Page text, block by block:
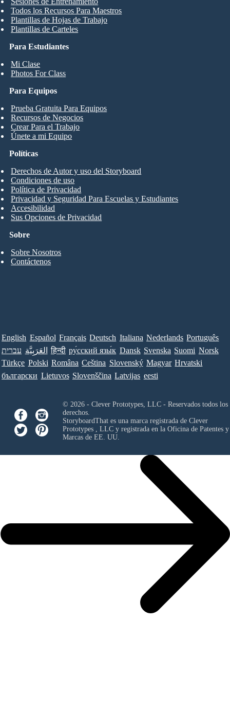
Para Estudiantes
Mi Clase
Photos For Class
Todos los Recursos Para Maestros
Plantillas de Hojas de Trabajo
Plantillas de Carteles
Para Equipos
Prueba Gratuita Para Equipos
Recursos de Negocios
Crear Para el Trabajo
Únete a mi Equipo
Sobre
Sobre Nosotros
Contáctenos
Políticas
Derechos de Autor y uso del Storyboard
Condiciones de uso
Política de Privacidad
Privacidad y Seguridad Para Escuelas y Estudiantes
Accesibilidad
Sus Opciones de Privacidad
English Español Français Deutsch Italiana Nederlands Português
עברית العَرَبِيَّة हिन्दी ру́сский язы́к Dansk Svenska Suomi Norsk
Türkçe Polski Româna Ceština Slovenský Magyar Hrvatski
български Lietuvos Slovenščina Latvijas eesti
© 2026 - Clever Prototypes, LLC - Reservados todos los
derechos.
StoryboardThat es una marca registrada de Clever
Prototypes , LLCy registrada en la Oficina de Patentes y
Marcas de EE. UU.